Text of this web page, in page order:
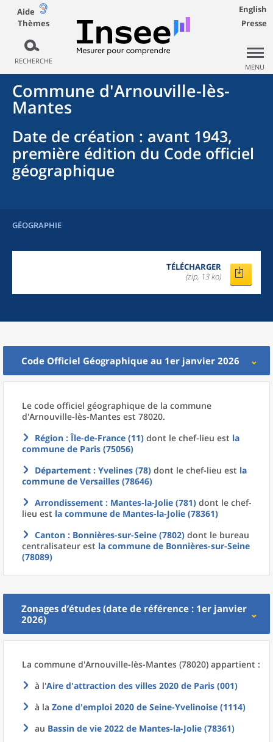
Aide
Thèmes
RECHERCHE
English
Presse
MENU
Commune d'Arnouville-lès-
Mantes
Date de création : avant 1943,
première édition du Code officiel
géographique
GÉOGRAPHIE
TÉLÉCHARGER
(zip, 13 ko)
Code Officiel Géographique au 1er janvier 2026
Le code officiel géographique de la commune
d'Arnouville-lès-Mantes est 78020.
Région : Île-de-France (11) dont le chef-lieu est la
commune de Paris (75056)
Département : Yvelines (78) dont le chef-lieu est la
commune de Versailles (78646)
Arrondissement : Mantes-la-Jolie (781) dont le chef-
lieu est la commune de Mantes-la-Jolie (78361)
Canton : Bonnières-sur-Seine (7802) dont le bureau
centralisateur est la commune de Bonnières-sur-Seine
(78089)
Zonages d’études (date de référence : 1er janvier
2026)
La commune d'Arnouville-lès-Mantes (78020) appartient :
à l'Aire d'attraction des villes 2020 de Paris (001)
à la Zone d'emploi 2020 de Seine-Yvelinoise (1114)
au Bassin de vie 2022 de Mantes-la-Jolie (78361)